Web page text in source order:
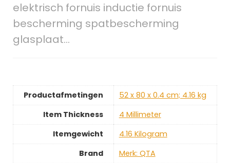
elektrisch fornuis inductie fornuis
bescherming spatbescherming
glasplaat…
Productafmetingen
‎52 x 80 x 0.4 cm; 4.16 kg
Item Thickness
‎4 Millimeter
Itemgewicht
‎4.16 Kilogram
Brand
Merk: QTA